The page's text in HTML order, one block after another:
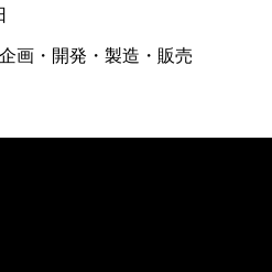
画・開発・製造・販売